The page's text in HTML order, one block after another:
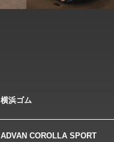
横浜ゴム
ADVAN COROLLA SPORT